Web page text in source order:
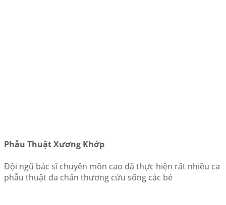
Phẫu Thuật Xương Khớp
Đội ngũ bác sĩ chuyên môn cao đã thực hiện rất nhiều ca
phẫu thuật đa chấn thương cứu sống các bé